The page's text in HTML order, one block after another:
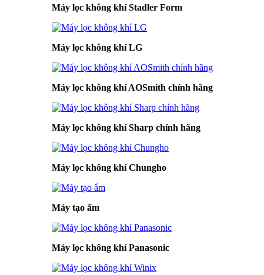
Máy lọc không khí Stadler Form
Máy lọc không khí LG
Máy lọc không khí AOSmith chính hãng
Máy lọc không khí Sharp chính hãng
Máy lọc không khí Chungho
Máy tạo ẩm
Máy lọc không khí Panasonic